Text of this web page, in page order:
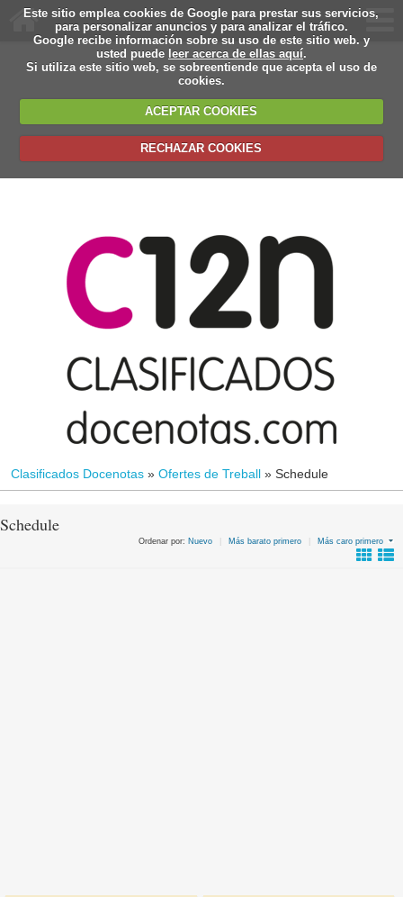
Este sitio emplea cookies de Google para prestar sus servicios,
para personalizar anuncios y para analizar el tráfico.
Google recibe información sobre su uso de este sitio web. y
usted puede leer acerca de ellas aquí.
Si utiliza este sitio web, se sobreentiende que acepta el uso de
cookies.
ACEPTAR COOKIES
RECHAZAR COOKIES
Clasificados Docenotas » Ofertes de Treball » Schedule
Schedule
Ordenar por: Nuevo Más barato primero Más caro primero